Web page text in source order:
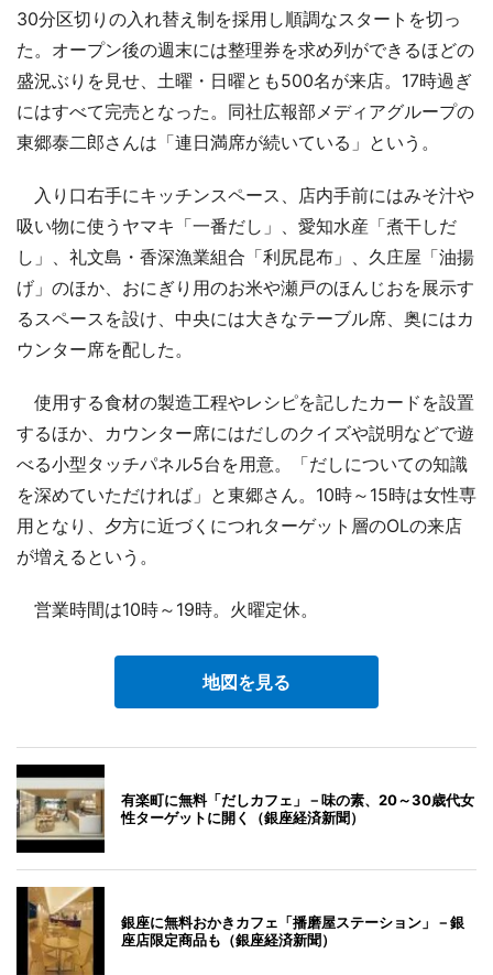
30分区切りの入れ替え制を採用し順調なスタートを切っ
た。オープン後の週末には整理券を求め列ができるほどの
盛況ぶりを見せ、土曜・日曜とも500名が来店。17時過ぎ
にはすべて完売となった。同社広報部メディアグループの
東郷泰二郎さんは「連日満席が続いている」という。
入り口右手にキッチンスペース、店内手前にはみそ汁や
吸い物に使うヤマキ「一番だし」、愛知水産「煮干しだ
し」、礼文島・香深漁業組合「利尻昆布」、久庄屋「油揚
げ」のほか、おにぎり用のお米や瀬戸のほんじおを展示す
るスペースを設け、中央には大きなテーブル席、奥にはカ
ウンター席を配した。
使用する食材の製造工程やレシピを記したカードを設置
するほか、カウンター席にはだしのクイズや説明などで遊
べる小型タッチパネル5台を用意。「だしについての知識
を深めていただければ」と東郷さん。10時～15時は女性専
用となり、夕方に近づくにつれターゲット層のOLの来店
が増えるという。
営業時間は10時～19時。火曜定休。
地図を見る
有楽町に無料「だしカフェ」－味の素、20～30歳代女
性ターゲットに開く（銀座経済新聞）
銀座に無料おかきカフェ「播磨屋ステーション」－銀
座店限定商品も（銀座経済新聞）